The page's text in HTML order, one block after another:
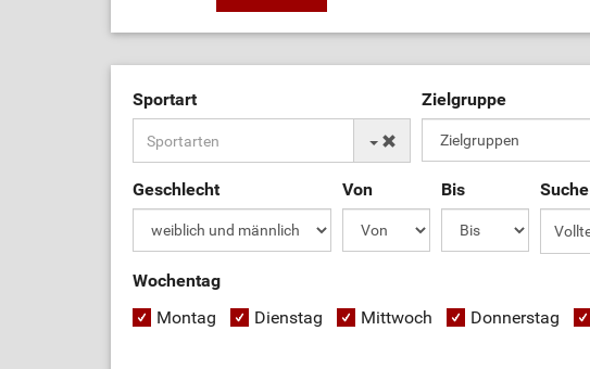
Sportart Zielgruppe
Geschlecht Von Bis Suche
Wochentag
Montag
Dienstag Mittwoch Donnerstag